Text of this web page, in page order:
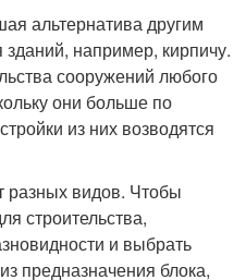
альтернатива другим
например, кирпичу.
сооружений любого
они больше по
из них возводятся
разных видов. Чтобы
строительства,
и выбрать
предназначения блока,